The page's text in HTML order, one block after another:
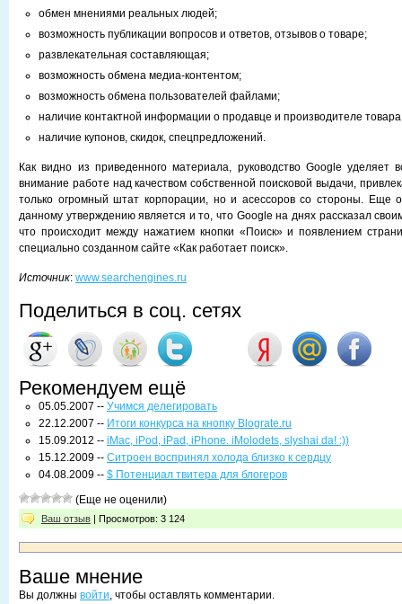
обмен мнениями реальных людей;
возможность публикации вопросов и ответов, отзывов о товаре;
развлекательная составляющая;
возможность обмена медиа-контентом;
возможность обмена пользователей файлами;
наличие контактной информации о продавце и производителе
наличие купонов, скидок, спецпредложений.
Как видно из приведенного материала, руководство Google уделяет
внимание работе над качеством собственной поисковой выдачи,
только огромный штат корпорации, но и асессоров со стороны. Еще
данному утверждению является и то, что Google на днях рассказал
что происходит между нажатием кнопки «Поиск» и появлением
специально созданном сайте «Как работает поиск».
Источник: www.searchengines.ru
Поделиться в соц. сетях
Рекомендуем ещё
05.05.2007 -- Учимся делегировать
22.12.2007 -- Итоги конкурса на кнопку Blograte.ru
15.09.2012 -- iMac, iPod, iPad, iPhone. iMolodets, slyshai da! :))
15.12.2009 -- Ситроен воспринял холода близко к сердцу
04.08.2009 -- $ Потенциал твитера для блогеров
(Еще не оценили)
Ваш отзыв | Просмотров: 3 124
Ваше мнение
Вы должны войти, чтобы оставлять комментарии.